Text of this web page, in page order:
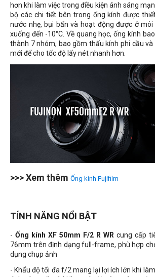
hơn khi làm việc trong điều kiện ánh sáng
bộ các chi tiết bên trong ống kính được
nước nhẹ, bụi bẩn và hoạt động được ở
xuống đến -10°C. Về quang học, ống kính
thành 7 nhóm, bao gồm thấu kính phi cầu và
mới để cho tốc độ lấy nét nhanh hơn.
>>> Xem thêm Ống kính Fujifilm
TÍNH NĂNG NỔI BẬT
- Ống kính XF 50mm F/2 R WR cung cấp
76mm trên định dạng full-frame, phù hợp
dụng chụp ảnh
- Khẩu độ tối đa f/2 mang lại lợi ích lớn khi